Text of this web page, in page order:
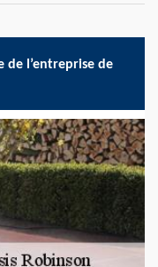
de l’entreprise de